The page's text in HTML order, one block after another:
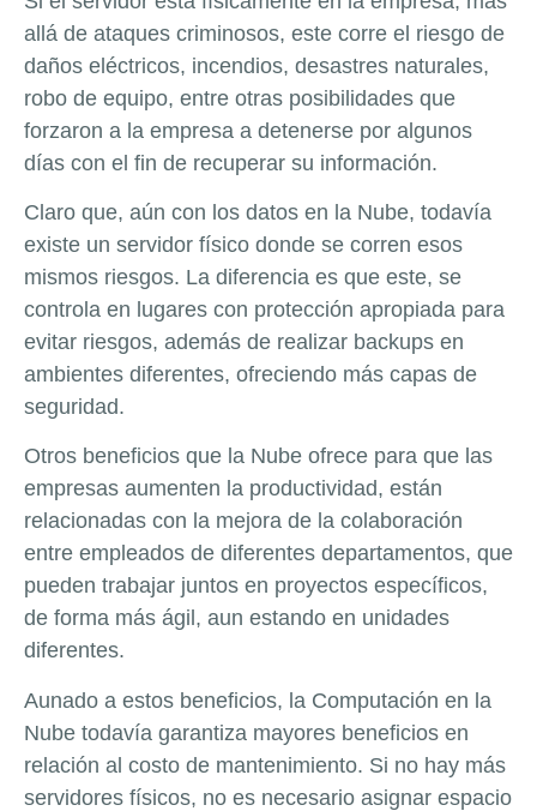
allá de ataques criminosos, este corre el riesgo de
daños eléctricos, incendios, desastres naturales,
robo de equipo, entre otras posibilidades que
forzaron a la empresa a detenerse por algunos
días con el fin de recuperar su información.
Claro que, aún con los datos en la Nube, todavía
existe un servidor físico donde se corren esos
mismos riesgos. La diferencia es que este, se
controla en lugares con protección apropiada para
evitar riesgos, además de realizar backups en
ambientes diferentes, ofreciendo más capas de
seguridad.
Otros beneficios que la Nube ofrece para que las
empresas aumenten la productividad, están
relacionadas con la mejora de la colaboración
entre empleados de diferentes departamentos, que
pueden trabajar juntos en proyectos específicos,
de forma más ágil, aun estando en unidades
diferentes.
Aunado a estos beneficios, la Computación en la
Nube todavía garantiza mayores beneficios en
relación al costo de mantenimiento. Si no hay más
servidores físicos, no es necesario asignar espacio